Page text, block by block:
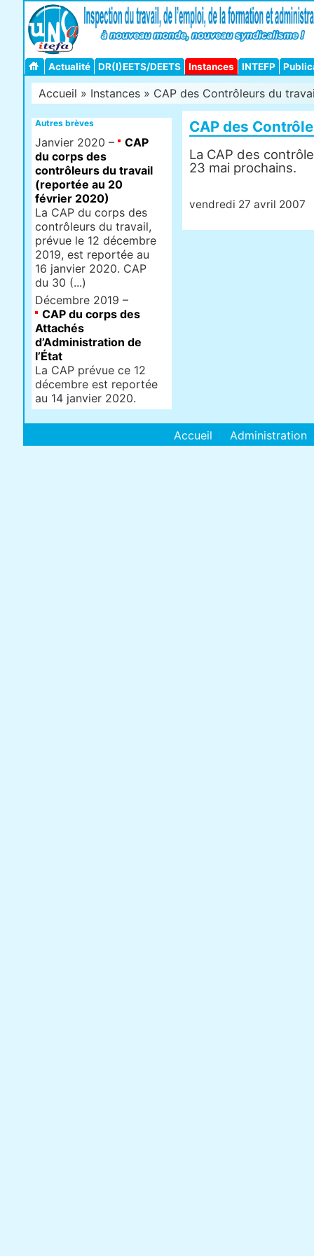
Actualité DR(I)EETS/DEETS Instances INTEFP
Accueil » Instances » CAP des Contrôleurs du
CAP des
La CAP des
23 mai prochains.
vendredi 27 avril 2007
Autres brèves
Janvier 2020 –
CAP
du corps des
contrôleurs du travail
(reportée au 20
février 2020)
La CAP du corps des
contrôleurs du travail,
prévue le 12 décembre
2019, est reportée au
16 janvier 2020. CAP
du 30 (...)
Décembre 2019 –
CAP du corps des
Attachés
d’Administration de
l’État
La CAP prévue ce 12
décembre est reportée
au 14 janvier 2020.
Accueil Administration